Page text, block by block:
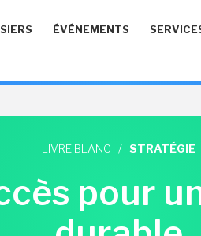
ÉVÉNEMENTS
LIVRE BLANC / STRATÉGIE
pour